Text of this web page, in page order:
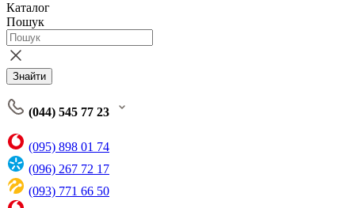
Каталог
Пошук
Знайти
(044) 545 77 23
(095) 898 01 74
(096) 267 72 17
(093) 771 66 50